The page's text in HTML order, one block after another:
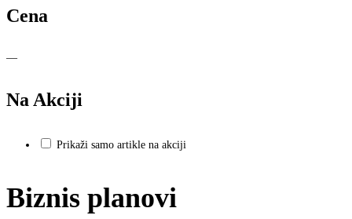
Cena
—
Na Akciji
Prikaži samo artikle na akciji
Biznis planovi